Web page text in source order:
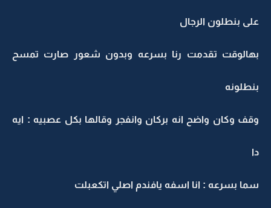
على بنطلون الرجال
بهالوقت تقدمت رنا بسرعه وبدون شعور صارت تمسح
بنطلونه
وقف وكان واضح انه بركان وانفجر وقالها بكل عصبيه : ايه
دا
سما بسرعه : انا اسفه يافندم اصلي اتكعبلت